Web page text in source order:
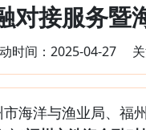
对接服务暨
时间：2025-04-27
洋与渔业局、福